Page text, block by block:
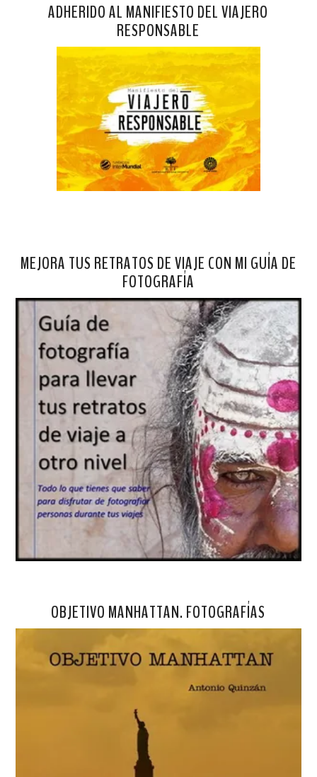
ADHERIDO AL MANIFIESTO DEL VIAJERO
RESPONSABLE
MEJORA TUS RETRATOS DE VIAJE CON MI GUÍA DE
FOTOGRAFÍA
OBJETIVO MANHATTAN. FOTOGRAFÍAS